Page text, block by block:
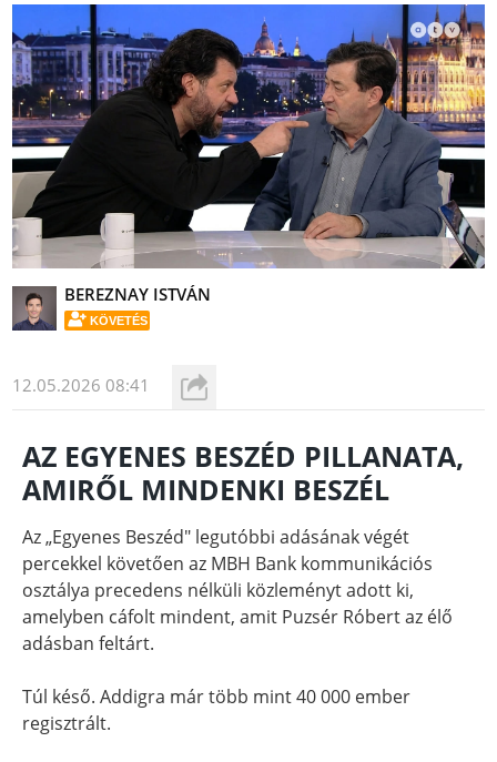
BEREZNAY ISTVÁN
KÖVETÉS
12.05.2026 08:41
AZ EGYENES BESZÉD PILLANATA,
AMIRŐL MINDENKI BESZÉL
Az „Egyenes Beszéd" legutóbbi adásának végét
percekkel követően az MBH Bank kommunikációs
osztálya precedens nélküli közleményt adott ki,
amelyben cáfolt mindent, amit Puzsér Róbert az élő
adásban feltárt.
Túl késő. Addigra már több mint 40 000 ember
regisztrált.